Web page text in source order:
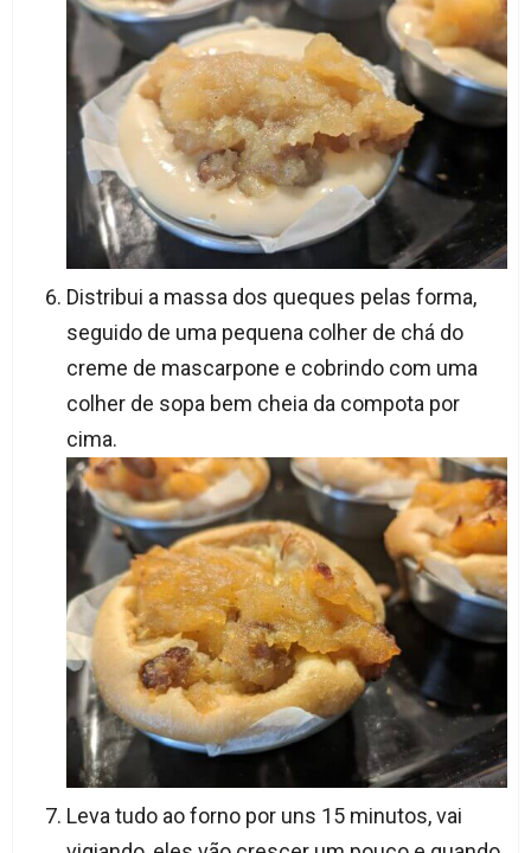
Distribui a massa dos queques pelas forma,
seguido de uma pequena colher de chá do
creme de mascarpone e cobrindo com uma
colher de sopa bem cheia da compota por
cima.
Leva tudo ao forno por uns 15 minutos, vai